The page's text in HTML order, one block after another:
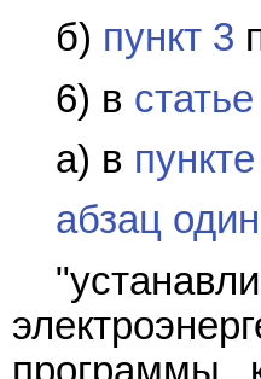
б) пункт 3
6) в
а) в
абзац
программы